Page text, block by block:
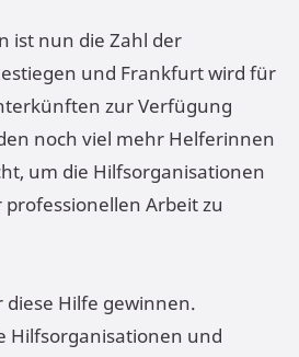
ist nun die Zahl der
und Frankfurt wird für
zur Verfügung
noch viel mehr Helferinnen
um die Hilfsorganisationen
Arbeit zu
Hilfe gewinnen.
Hilfsorganisationen und